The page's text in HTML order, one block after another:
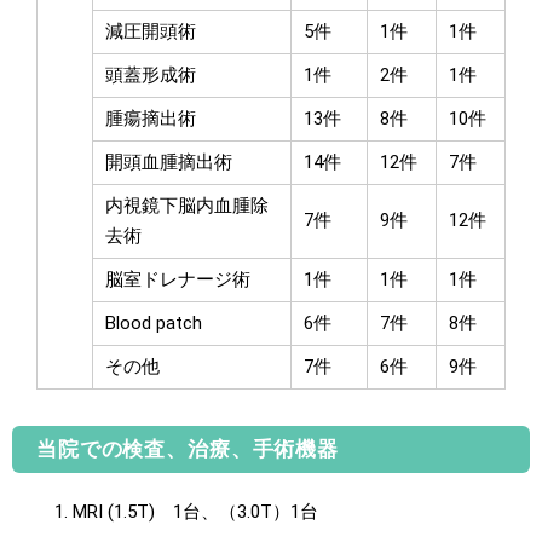
減圧開頭術
5件 1件
1件
頭蓋形成術
1件 2件
1件
腫瘍摘出術
13件 8件
10件
開頭血腫摘出術
14件 12件
7件
内視鏡下脳内血腫除
去術
7件 9件 12件
脳室ドレナージ術 1件 1件
1件
Blood patch
6件 7件
8件
その他
7件 6件 9件
当院での検査、治療、手術機器
MRI (1.5T) 1台、（3.0T）1台